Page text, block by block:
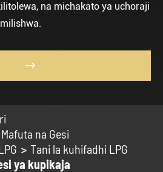
na michakato ya uchoraji

na Gesi
Tani la kuhifadhi LPG
ya kupikaja